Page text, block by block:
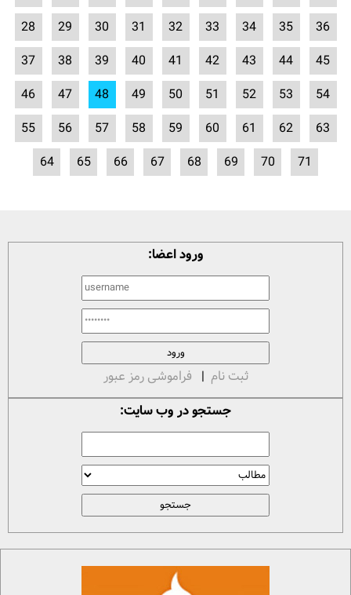
28
29 30 31 32 33 34 35
36
37
38 39 40 41 42 43 44
45
46
47 48 49 50 51 52 53
54
55
56 57 58 59 60 61 62
63
64
65 66 67 68 69 70 71
ورود اعضا:
ثبت نام | فراموشی رمز عبور
جستجو در وب سایت: